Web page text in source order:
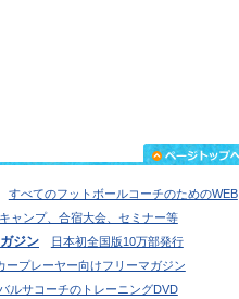
すべてのフットボールコーチのためのWEB
キャンプ、合宿大会、セミナー等
ジン 日本初全国版10万部発行
ープレーヤー向けフリーマガジン
ルサコーチのトレーニングDVD